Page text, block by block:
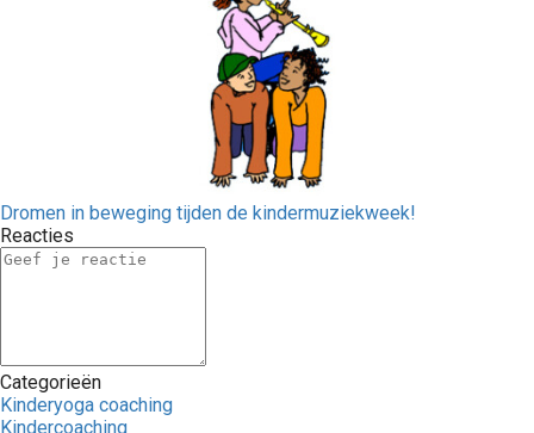
Dromen in beweging tijden de kindermuziekweek!
Reacties
Categorieën
Kinderyoga coaching
Kindercoaching